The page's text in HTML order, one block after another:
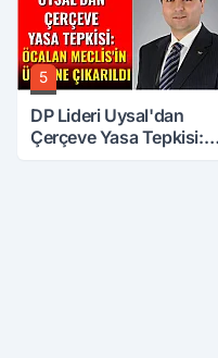
5
DP Lideri Uysal'dan
Çerçeve Yasa Tepkisi: